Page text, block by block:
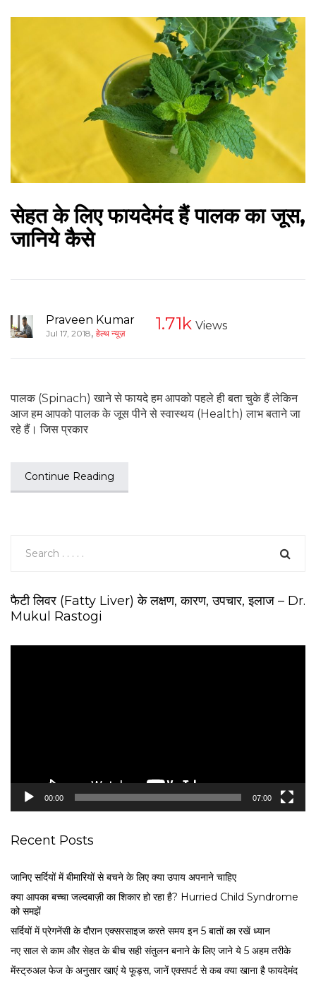
सेहत के लिए फायदेमंद हैं पालक का जूस,
जानिये कैसे
Praveen Kumar
Jul 17, 2018, हेल्थ न्यूज़ 1.71k Views
पालक (Spinach) खाने से फायदे हम आपको पहले ही बता चुके हैं लेकिन
आज हम आपको पालक के जूस पीने से स्वास्थय (Health) लाभ बताने जा
रहे हैं। जिस प्रकार
Continue Reading
फैटी लिवर (Fatty Liver) के लक्षण, कारण, उपचार, इलाज – Dr.
Mukul Rastogi
00:00 07:00
Recent Posts
जानिए सर्दियों में बीमारियों से बचने के लिए क्या उपाय अपनाने चाहिए
क्या आपका बच्चा जल्दबाज़ी का शिकार हो रहा है? Hurried Child Syndrome
को समझें
सर्द‍ियों में प्रेगनेंसी के दौरान एक्सरसाइज करते समय इन 5 बातों का रखें ध्यान
नए साल से काम और सेहत के बीच सही संतुलन बनाने के लिए जाने ये 5 अहम तरीके
मेंस्ट्रुअल फेज के अनुसार खाएं ये फूड्स, जानें एक्सपर्ट से कब क्या खाना है फायदेमंद